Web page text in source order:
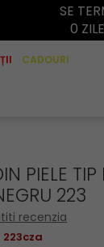
SE
0
CADOURI
PIELE
223
223cza
recenzia